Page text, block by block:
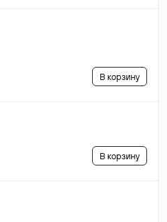
В корзину
В корзину